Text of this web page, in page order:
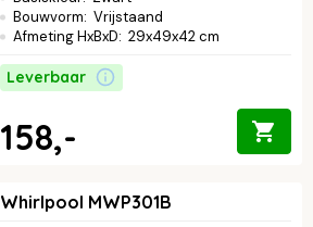
Bouwvorm: Vrijstaand
Afmeting HxBxD: 29x49x42 cm
Leverbaar
158,-
Whirlpool MWP301B